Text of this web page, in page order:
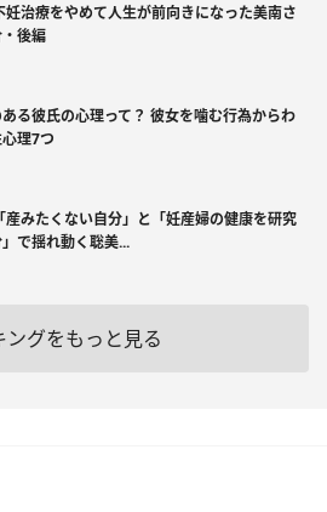
妊治療をやめて人生が前向きになった美南さ
後編
る彼氏の心理って？ 彼女を噛む行為からわ
理7つ
産みたくない自分」と「妊産婦の健康を研究
で揺れ動く聡美...
ングをもっと見る